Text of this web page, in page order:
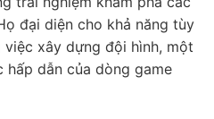
đại diện cho khả năng tùy
xây dựng đội hình, một
dẫn của dòng game